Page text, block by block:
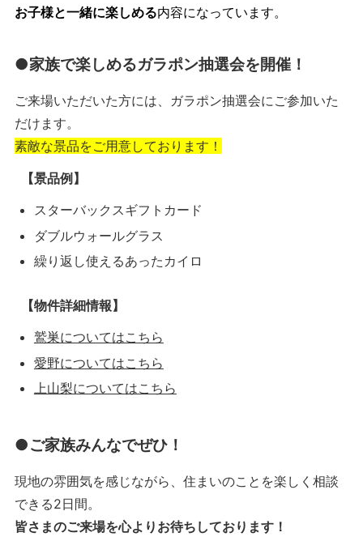
お子様と一緒に楽しめる内容になっています。
●家族で楽しめるガラポン抽選会を開催！
ご来場いただいた方には、ガラポン抽選会にご参加いた
だけます。
素敵な景品をご用意しております！
【景品例】
スターバックスギフトカード
ダブルウォールグラス
繰り返し使えるあったカイロ
【物件詳細情報】
鷲巣についてはこちら
愛野についてはこちら
上山梨についてはこちら
●ご家族みんなでぜひ！
現地の雰囲気を感じながら、住まいのことを楽しく相談
できる2日間。
皆さまのご来場を心よりお待ちしております！